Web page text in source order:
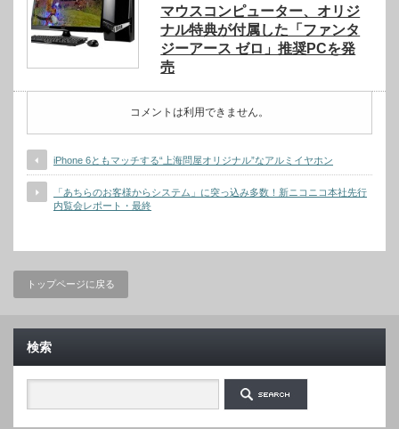
マウスコンピューター、オリジ
ナル特典が付属した「ファンタ
ジーアース ゼロ」推奨PCを発
売
コメントは利用できません。
iPhone 6ともマッチする“上海問屋オリジナル”なアルミイヤホン
「あちらのお客様からシステム」に突っ込み多数！新ニコニコ本社先行
内覧会レポート・最終
トップページに戻る
検索